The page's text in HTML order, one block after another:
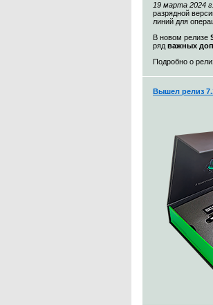
19 марта 2024 г.
разрядной
линий для
В новом релизе
ряд важных
Подробно о
Вышел релиз